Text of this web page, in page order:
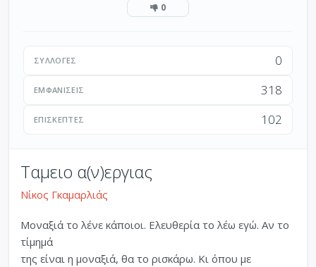
0
ΣΥΛΛΟΓΈΣ 0
ΕΜΦΑΝΊΣΕΙΣ 318
ΕΠΙΣΚΈΠΤΕΣ 102
Ταμειο α(ν)εργιας
Νίκος Γκαμαρλιάς
Μοναξιά το λένε κάποιοι. Ελευθερία το λέω εγώ. Αν το
τίμημά
της είναι η μοναξιά, θα το ρισκάρω. Κι όπου με